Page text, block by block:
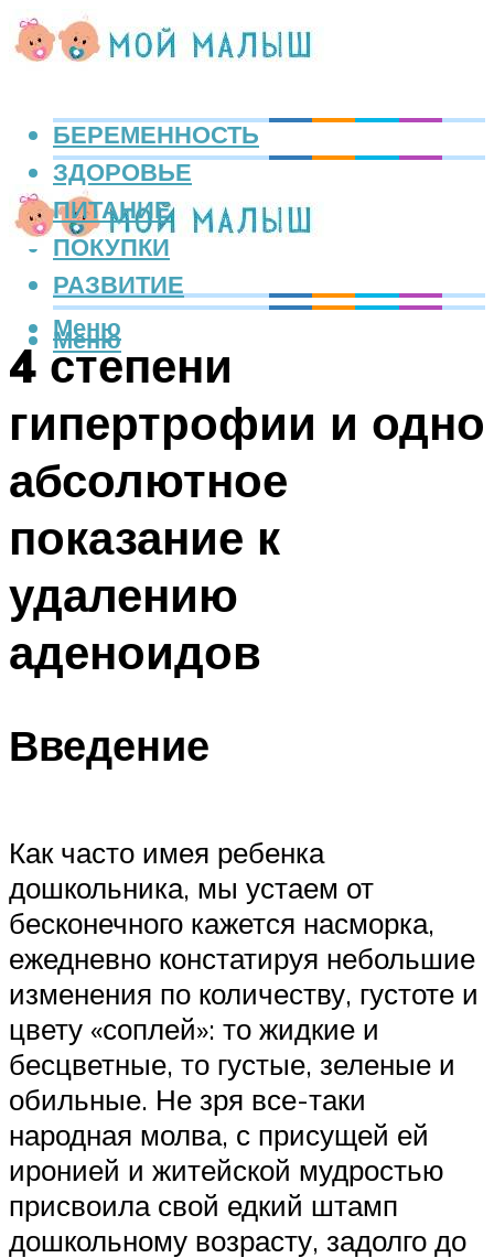
БЕРЕМЕННОСТЬ
ЗДОРОВЬЕ
ПИТАНИЕ
ПОКУПКИ
РАЗВИТИЕ
Меню
Меню
4 степени
гипертрофии и одно
абсолютное
показание к
удалению
аденоидов
Введение
Как часто имея ребенка
дошкольника, мы устаем от
бесконечного кажется насморка,
ежедневно констатируя небольшие
изменения по количеству, густоте и
цвету «соплей»: то жидкие и
бесцветные, то густые, зеленые и
обильные. Не зря все-таки
народная молва, с присущей ей
иронией и житейской мудростью
присвоила свой едкий штамп
дошкольному возрасту, задолго до